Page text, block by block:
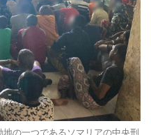
の一つであるソマリアの中央刑